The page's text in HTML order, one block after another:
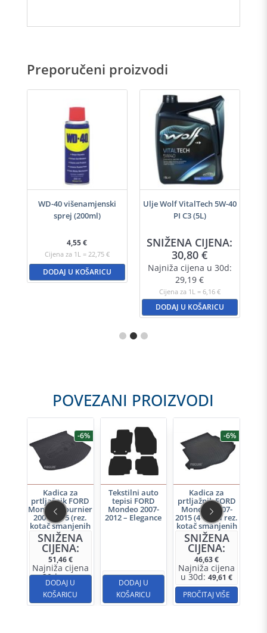
Preporučeni proizvodi
WD-40 višenamjenski
sprej (200ml)
4,55€
Cijena za 1L = 22,75 €
DODAJ U KOŠARICU
Ulje Wolf VitalTech 5W-40
PI C3 (5L)
SNIŽENA CIJENA:
30,80€
Najniža cijena u 30d:
29,19€
Cijena za 1L = 6,16 €
DODAJ U KOŠARICU
POVEZANI PROIZVODI
-6%
Kadica za
prtljažnik FORD
Mondeo Tournier
2007-2015 (rez.
kotač smanjenih
dim.) – Rigum
SNIŽENA
CIJENA:
51,46€
Najniža cijena
u 30d:54,75€
DODAJ U
KOŠARICU
Tekstilni auto
tepisi FORD
Mondeo 2007-
2012 – Elegance
34,90€
DODAJ U
KOŠARICU
-6%
Kadica za
prtljažnik FORD
Mondeo 2007-
2015 (4 vrata rez.
kotač smanjenih
dim.) – Rigum
SNIŽENA
CIJENA:
46,63€
Najniža cijena
u 30d: 49,61 €
PROČITAJ VIŠE